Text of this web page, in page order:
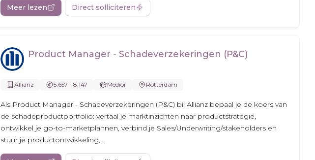
Meer lezen Direct solliciteren
Product Manager - Schadeverzekeringen (P&C)
Allianz 5.657 - 8.147 Medior Rotterdam
Als Product Manager - Schadeverzekeringen (P&C) bij Allianz bepaal je de koers van
de schadeproductportfolio: vertaal je marktinzichten naar productstrategie,
ontwikkel je go-to-marketplannen, verbind je Sales/Underwriting/stakeholders en
stuur je productontwikkeling,...